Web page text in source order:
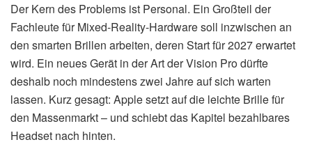
Der Kern des Problems ist Personal. Ein Großteil der
Fachleute für Mixed-Reality-Hardware soll inzwischen an
den smarten Brillen arbeiten, deren Start für 2027 erwartet
wird. Ein neues Gerät in der Art der Vision Pro dürfte
deshalb noch mindestens zwei Jahre auf sich warten
lassen. Kurz gesagt: Apple setzt auf die leichte Brille für
den Massenmarkt – und schiebt das Kapitel bezahlbares
Headset nach hinten.